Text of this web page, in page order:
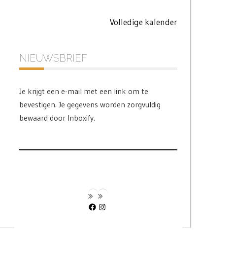
Volledige kalender
NIEUWSBRIEF
Je krijgt een e-mail met een link om te
bevestigen. Je gegevens worden zorgvuldig
bewaard door Inboxify.
Facebook
Instagram